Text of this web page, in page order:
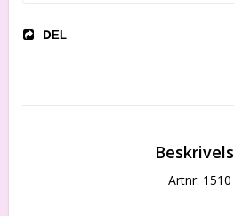
DEL
Artnr: 1510